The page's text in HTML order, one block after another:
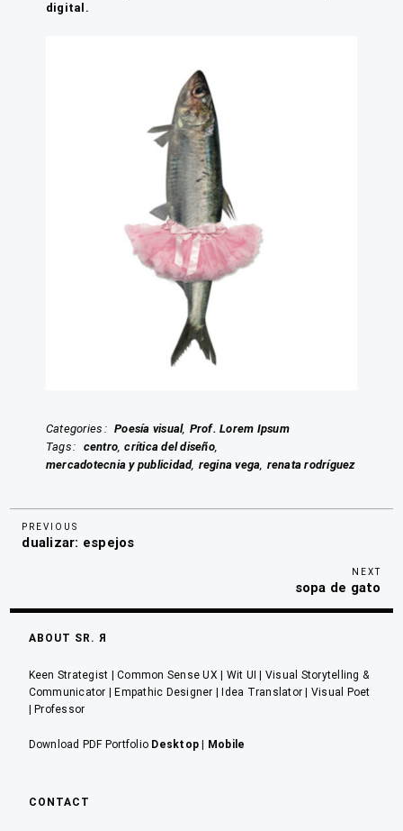
digital.
Categories Poesía visual Prof. Lorem Ipsum
Tags
centro crítica del diseño
mercadotecnia y publicidad regina vega renata rodríguez
Navegación
de
Previous
Post
PREVIOUS
dualizar: espejos
NEXT
sopa de gato
ABOUT SR. Я
Keen Strategist | Common Sense UX | Wit UI | Visual Storytelling &
Communicator | Empathic Designer | Idea Translator | Visual Poet
| Professor
Download PDF Portfolio Desktop | Mobile
CONTACT